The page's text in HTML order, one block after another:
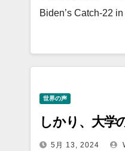
Biden’s Catch-22
世界の声
しかり、大学
5月 13, 2024